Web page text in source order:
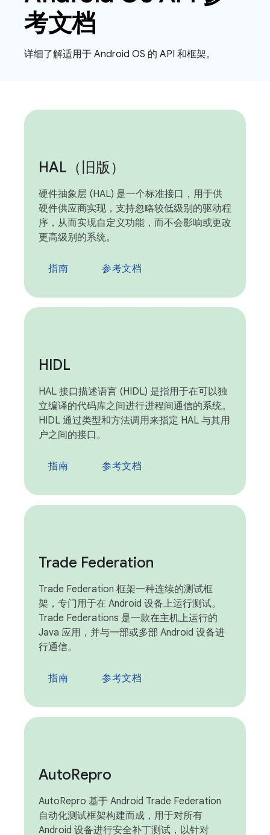
考文档
详细了解适用于 Android OS 的 API 和框架。
HAL（旧版）
硬件抽象层 (HAL) 是一个标准接口，用于供
硬件供应商实现，支持忽略较低级别的驱动程
序，从而实现自定义功能，而不会影响或更改
更高级别的系统。
指南 参考文档
HIDL
HAL 接口描述语言 (HIDL) 是指用于在可以独
立编译的代码库之间进行进程间通信的系统。
HIDL 通过类型和方法调用来指定 HAL 与其用
户之间的接口。
指南 参考文档
Trade Federation
Trade Federation 框架一种连续的测试框
架，专门用于在 Android 设备上运行测试。
Trade Federations 是一款在主机上运行的
Java 应用，并与一部或多部 Android 设备进
行通信。
指南 参考文档
AutoRepro
AutoRepro 基于 Android Trade Federation
自动化测试框架构建而成，用于对所有
Android 设备进行安全补丁测试，以针对